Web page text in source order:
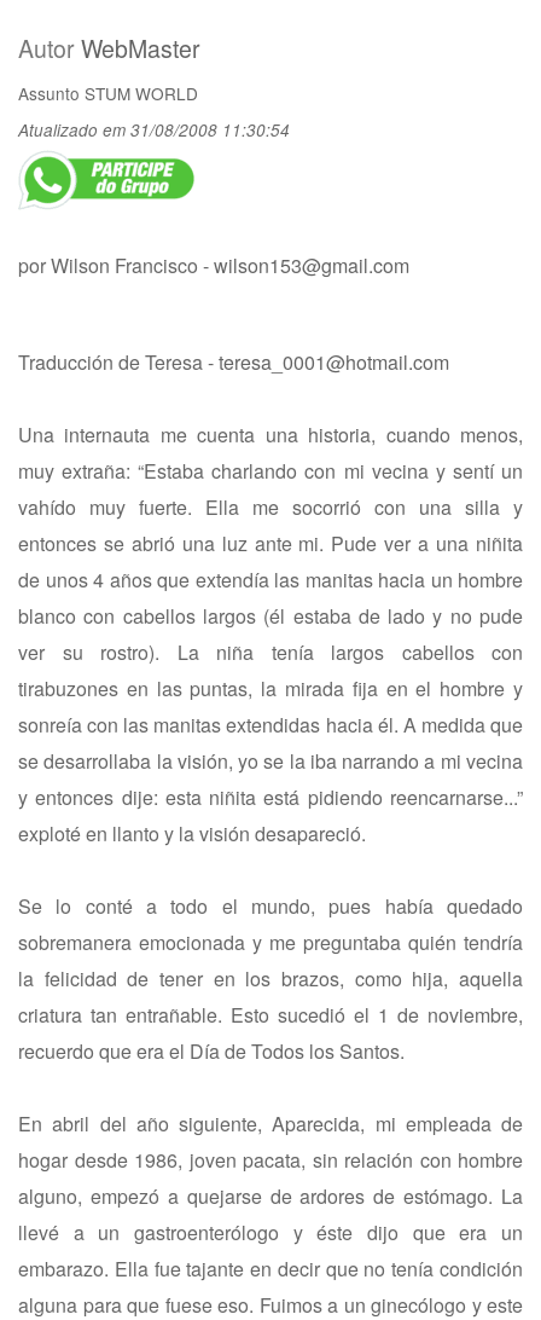
AutorWebMaster
Assunto STUM WORLD
Atualizado em 31/08/2008 11:30:54
por Wilson Francisco -wilson153@gmail.com
Traducción de Teresa -teresa_0001@hotmail.com
Una internauta me cuenta una historia, cuando menos,
muy extraña: “Estaba charlando con mi vecina y sentí un
vahído muy fuerte. Ella me socorrió con una silla y
entonces se abrió una luz ante mi. Pude ver a una niñita
de unos 4 años que extendía las manitas hacia un hombre
blanco con cabellos largos (él estaba de lado y no pude
ver su rostro). La niña tenía largos cabellos con
tirabuzones en las puntas, la mirada fija en el hombre y
sonreía con las manitas extendidas hacia él. A medida que
se desarrollaba la visión, yo se la iba narrando a mi vecina
y entonces dije: esta niñita está pidiendo reencarnarse...”
exploté en llanto y la visión desapareció.
Se lo conté a todo el mundo, pues había quedado
sobremanera emocionada y me preguntaba quién tendría
la felicidad de tener en los brazos, como hija, aquella
criatura tan entrañable. Esto sucedió el 1 de noviembre,
recuerdo que era el Día de Todos los Santos.
En abril del año siguiente, Aparecida, mi empleada de
hogar desde 1986, joven pacata, sin relación con hombre
alguno, empezó a quejarse de ardores de estómago. La
llevé a un gastroenterólogo y éste dijo que era un
embarazo. Ella fue tajante en decir que no tenía condición
alguna para que fuese eso. Fuimos a un ginecólogo y este